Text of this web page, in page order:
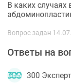
В каких
Вопрос задан
Ответы на
300